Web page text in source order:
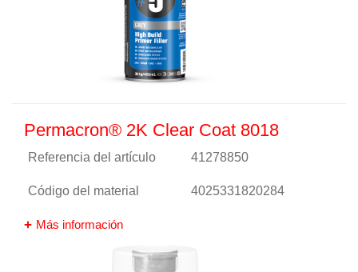
Permacron® 2K Clear Coat 8018
Referencia del artículo 41278850
Código del material 4025331820284
Más información